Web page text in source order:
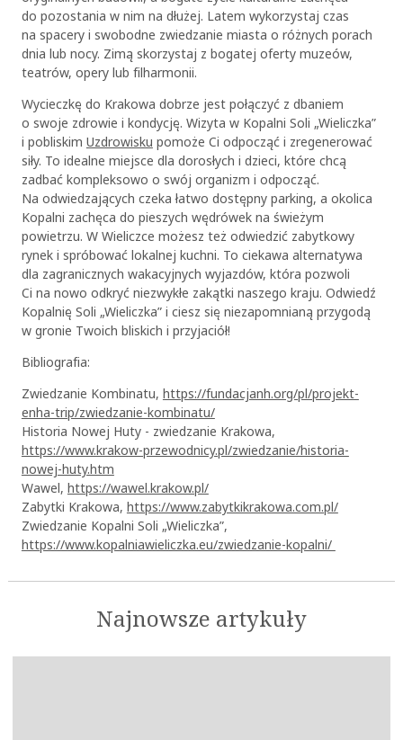
do pozostania w nim na dłużej. Latem wykorzystaj czas
na spacery i swobodne zwiedzanie miasta o różnych porach
dnia lub nocy. Zimą skorzystaj z bogatej oferty muzeów,
teatrów, opery lub filharmonii.
Wycieczkę do Krakowa dobrze jest połączyć z dbaniem
o swoje zdrowie i kondycję. Wizyta w Kopalni Soli „Wieliczka”
i pobliskim Uzdrowisku pomoże Ci odpocząć i zregenerować
siły. To idealne miejsce dla dorosłych i dzieci, które chcą
zadbać kompleksowo o swój organizm i odpocząć.
Na odwiedzających czeka łatwo dostępny parking, a okolica
Kopalni zachęca do pieszych wędrówek na świeżym
powietrzu. W Wieliczce możesz też odwiedzić zabytkowy
rynek i spróbować lokalnej kuchni. To ciekawa alternatywa
dla zagranicznych wakacyjnych wyjazdów, która pozwoli
Ci na nowo odkryć niezwykłe zakątki naszego kraju. Odwiedź
Kopalnię Soli „Wieliczka” i ciesz się niezapomnianą przygodą
w gronie Twoich bliskich i przyjaciół!
Bibliografia:
Zwiedzanie Kombinatu, https://fundacjanh.org/pl/projekt-
enha-trip/zwiedzanie-kombinatu/
Historia Nowej Huty - zwiedzanie Krakowa,
https://www.krakow-przewodnicy.pl/zwiedzanie/historia-
nowej-huty.htm
Wawel, https://wawel.krakow.pl/
Zabytki Krakowa, https://www.zabytkikrakowa.com.pl/
Zwiedzanie Kopalni Soli „Wieliczka”,
https://www.kopalniawieliczka.eu/zwiedzanie-kopalni/
Najnowsze artykuły
OK